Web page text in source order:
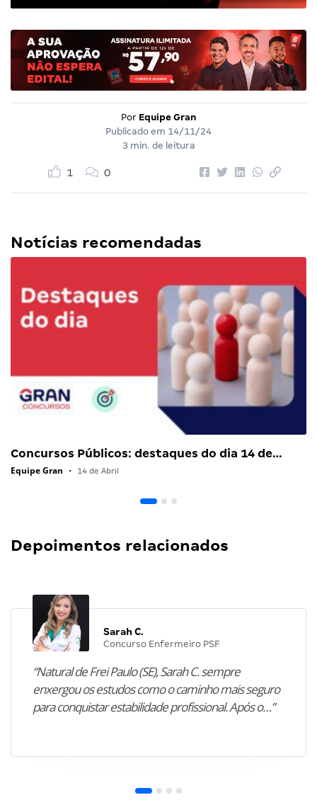
Por Equipe Gran
Publicado em 14/11/24
3 min. de leitura
1 0
Notícias recomendadas
Concursos Públicos: destaques do dia 14 de…
Equipe Gran • 14 de Abril
Depoimentos relacionados
Sarah C.
Concurso Enfermeiro PSF
“Natural de Frei Paulo (SE), Sarah C. sempre
enxergou os estudos como o caminho mais seguro
para conquistar estabilidade profissional. Após o…”